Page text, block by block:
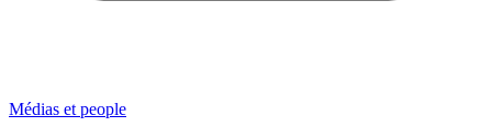
Médias et people